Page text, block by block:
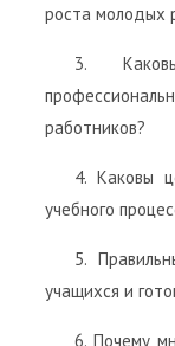
роста молодых
3.
работников?
4. Каковы
учебного
5.
учащихся и
6. Почему